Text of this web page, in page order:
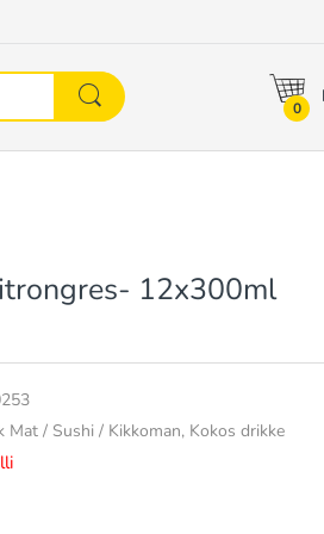
0
12x300ml
Mat / Sushi / Kikkoman, Kokos drikke